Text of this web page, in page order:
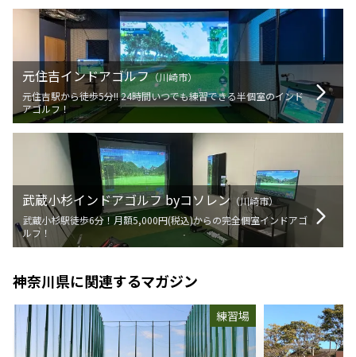
元住吉インドアゴルフ（川崎市）
元住吉駅から徒歩5分!! 24時間いつでも練習できる半個室のインド
アゴルフ！
武蔵小杉インドアゴルフ byコソレン（川崎市）
武蔵小杉駅徒歩6分！月額5,000円(税込)からの完全個室インドアゴ
ルフ！
神奈川県に関連するマガジン
練習場